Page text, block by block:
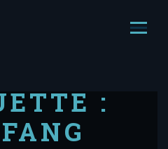
: